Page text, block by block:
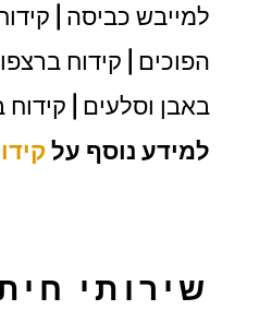
למייבש כביסה |
הפוכים | קידוח
באבן וסלעים | קידוח
למידע נוסף על
שירותי